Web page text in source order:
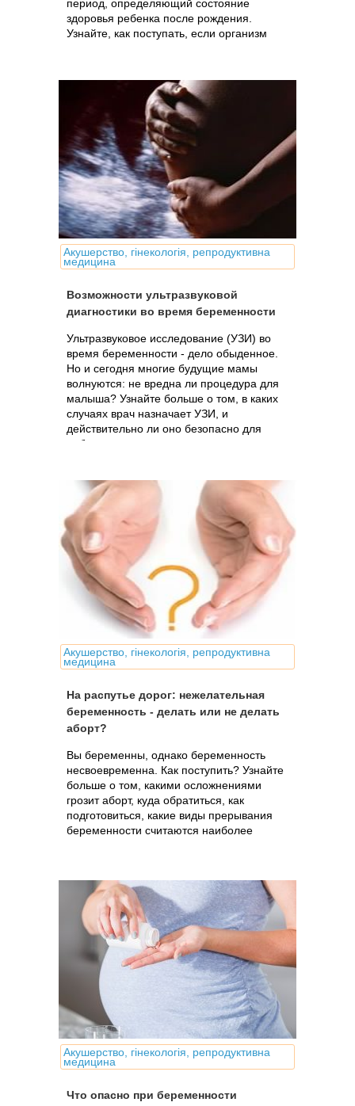
период, определяющий состояние
здоровья ребенка после рождения.
Узнайте, как поступать, если организм
влиянию негативных факторов:
лекарства, рентген и др.
Акушерство, гінекологія, репродуктивна
медицина
Возможности ультразвуковой
диагностики во время беременности
Ультразвуковое исследование (УЗИ) во
время беременности - дело обыденное.
Но и сегодня многие будущие мамы
волнуются: не вредна ли процедура для
малыша? Узнайте больше о том, в каких
случаях врач назначает УЗИ, и
действительно ли оно безопасно для
ребенка
Акушерство, гінекологія, репродуктивна
медицина
На распутье дорог: нежелательная
беременность - делать или не делать
аборт?
Вы беременны, однако беременность
несвоевременна. Как поступить? Узнайте
больше о том, какими осложнениями
грозит аборт, куда обратиться, как
подготовиться, какие виды прерывания
беременности считаются наиболее
Акушерство, гінекологія, репродуктивна
медицина
Что опасно при беременности